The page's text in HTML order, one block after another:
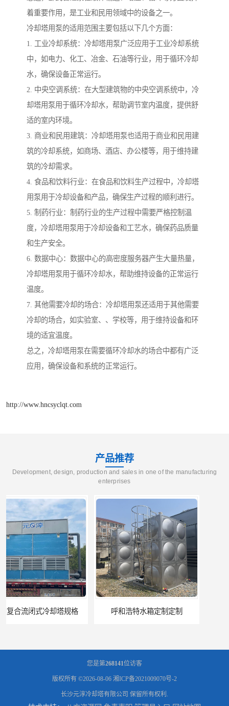
着重要作用，是工业和民用领域中的设备之一。
冷却塔用泵的适用范围主要包括以下几个方面：
1. 工业冷却系统：冷却塔用泵广泛应用于工业冷却系统
中，如电力、化工、冶金、石油等行业，用于循环冷却
水，确保设备正常运行。
2. 中央空调系统：在大型建筑物的中央空调系统中，冷
却塔用泵用于循环冷却水，帮助调节室内温度，提供舒
适的室内环境。
3. 商业和民用建筑：冷却塔用泵也适用于商业和民用建
筑的冷却系统，如商场、酒店、办公楼等，用于维持建
筑的冷却需求。
4. 食品和饮料行业：在食品和饮料生产过程中，冷却塔
用泵用于冷却设备和产品，确保生产过程的顺利进行。
5. 制药行业：制药行业的生产过程中需要严格控制温
度，冷却塔用泵用于冷却设备和工艺水，确保药品质量
和生产安全。
6. 数据中心：数据中心的高密度服务器产生大量热量，
冷却塔用泵用于循环冷却水，帮助维持设备的正常运行
温度。
7. 其他需要冷却的场合：冷却塔用泵还适用于其他需要
冷却的场合，如实验室、、学校等，用于维持设备和环
境的适宜温度。
总之，冷却塔用泵在需要循环冷却水的场合中都有广泛
应用，确保设备和系统的正常运行。
http://www.hncsyclqt.com
产品推荐
Development, design, production and sales in one of the manufacturing
enterprises
呼和浩特水箱定制定制 电厂冷却塔
您是第268141位访客
版权所有 ©2026-08-06 湘ICP备2021009070号-2
长沙元淳冷却塔有限公司 保留所有权利.